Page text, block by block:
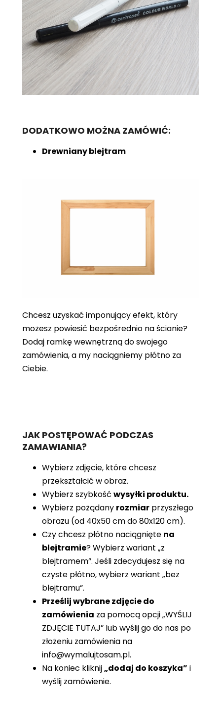
DODATKOWO MOŻNA ZAMÓWIĆ:
Drewniany blejtram
Chcesz uzyskać imponujący efekt, który
możesz powiesić bezpośrednio na ścianie?
Dodaj ramkę wewnętrzną do swojego
zamówienia, a my naciągniemy płótno za
Ciebie.
JAK POSTĘPOWAĆ PODCZAS
ZAMAWIANIA?
Wybierz zdjęcie, które chcesz
przekształcić w obraz.
Wybierz szybkość wysyłki produktu.
Wybierz pożądany rozmiar przyszłego
obrazu (od 40x50 cm do 80x120 cm).
Czy chcesz płótno naciągnięte na
blejtramie? Wybierz wariant „z
blejtramem”. Jeśli zdecydujesz się na
czyste płótno, wybierz wariant „bez
blejtramu”.
Prześlij wybrane zdjęcie do
zamówienia za pomocą opcji „WYŚLIJ
ZDJĘCIE TUTAJ” lub wyślij go do nas po
złożeniu zamówienia na
info@wymalujtosam.pl.
Na koniec kliknij„dodaj do koszyka” i
wyślij zamówienie.